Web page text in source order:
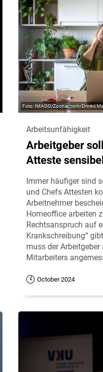
IMAGO/Zoonar.com/Dmitrii
Arbeitsunfähigkeit
Arbeitgeber
Atteste
Immer häufiger sind
und Chefs Attesten
Arbeitnehmer
Homeoffice arbeiten
Rechtsanspruch auf
Krankschreibung“
muss der
Mitarbeiters
October 2024